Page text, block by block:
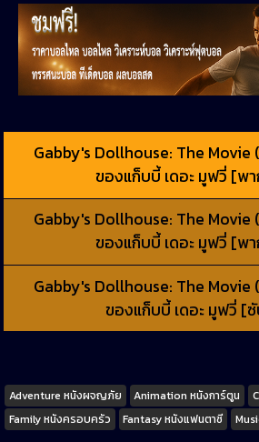
Gabby's Dollhouse: The Movie
ของแก็บบี้ เดอะ มูฟวี่ [พ
Gabby's Dollhouse: The Movie
ของแก็บบี้ เดอะ มูฟวี่ [พ
Gabby's Dollhouse: The Movie
ของแก็บบี้ เดอะ มูฟวี่ [
Tags
Adventure หนังผจญภัย Animation หนังการ์ตูน
Family หนังครอบครัว
Fantasy หนังแฟนตาซี